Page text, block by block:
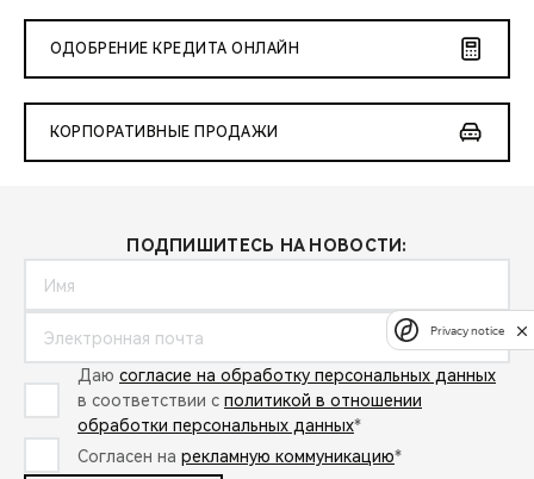
ОДОБРЕНИЕ КРЕДИТА ОНЛАЙН
КОРПОРАТИВНЫЕ ПРОДАЖИ
ПОДПИШИТЕСЬ НА НОВОСТИ:
Даю согласие на обработку персональных данных
в соответствии с политикой в отношении
обработки персональных данных*
Согласен на рекламную коммуникацию*
Privacy notice